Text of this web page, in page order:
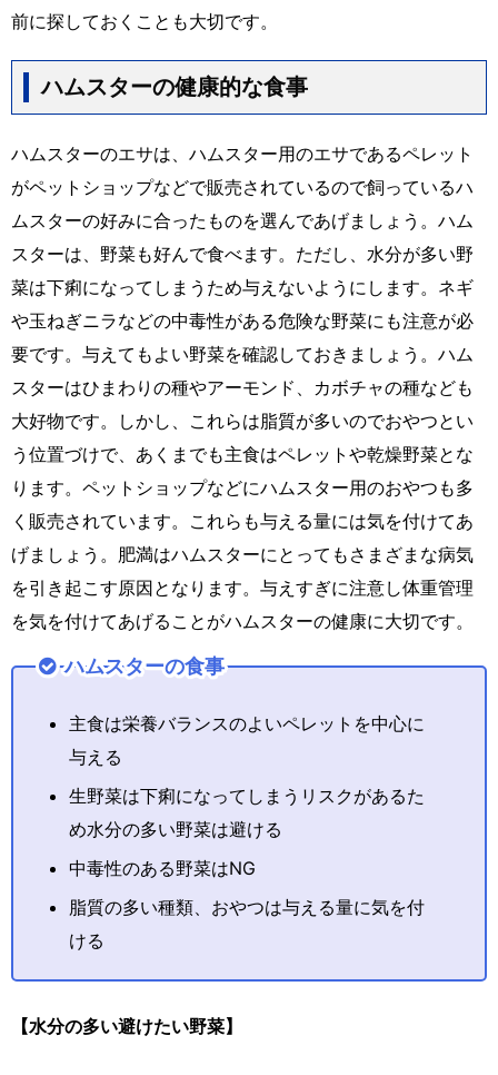
前に探しておくことも大切です。
ハムスターの健康的な食事
ハムスターのエサは、ハムスター用のエサであるペレット
がペットショップなどで販売されているので飼っているハ
ムスターの好みに合ったものを選んであげましょう。ハム
スターは、野菜も好んで食べます。ただし、水分が多い野
菜は下痢になってしまうため与えないようにします。ネギ
や玉ねぎニラなどの中毒性がある危険な野菜にも注意が必
要です。与えてもよい野菜を確認しておきましょう。ハム
スターはひまわりの種やアーモンド、カボチャの種なども
大好物です。しかし、これらは脂質が多いのでおやつとい
う位置づけで、あくまでも主食はペレットや乾燥野菜とな
ります。ペットショップなどにハムスター用のおやつも多
く販売されています。これらも与える量には気を付けてあ
げましょう。肥満はハムスターにとってもさまざまな病気
を引き起こす原因となります。与えすぎに注意し体重管理
を気を付けてあげることがハムスターの健康に大切です。
ハムスターの食事
主食は栄養バランスのよいペレットを中心に
与える
生野菜は下痢になってしまうリスクがあるた
め水分の多い野菜は避ける
中毒性のある野菜はNG
脂質の多い種類、おやつは与える量に気を付
ける
【水分の多い避けたい野菜】